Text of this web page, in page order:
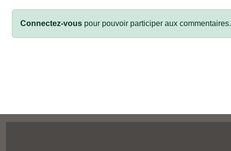
Connectez-vous pour pouvoir participer aux commentaires.